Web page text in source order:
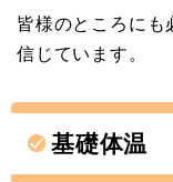
皆様のところにも
信じています。
基礎体温